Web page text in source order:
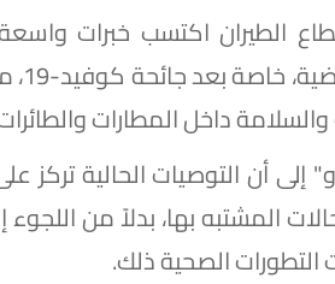
الطيران اكتسب خبرات
داخل المطارات
إلى أن التوصيات الحالية
المشتبه بها، بدلاً من
التطورات الصحية ذلك.